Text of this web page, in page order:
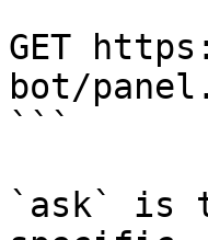
GET
bot/
```
`ask` is